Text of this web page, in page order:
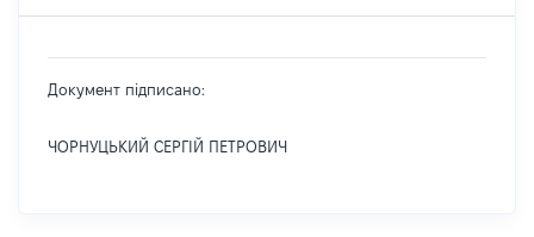
Документ підписано:
ЧОРНУЦЬКИЙ СЕРГІЙ ПЕТРОВИЧ